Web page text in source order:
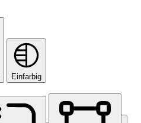
Einfarbig